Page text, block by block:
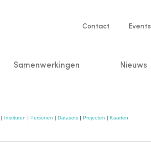
Service
Contact Events
Samenwerkingen Nieuws
Instituten | Personen | Datasets| Projecten | Kaarten